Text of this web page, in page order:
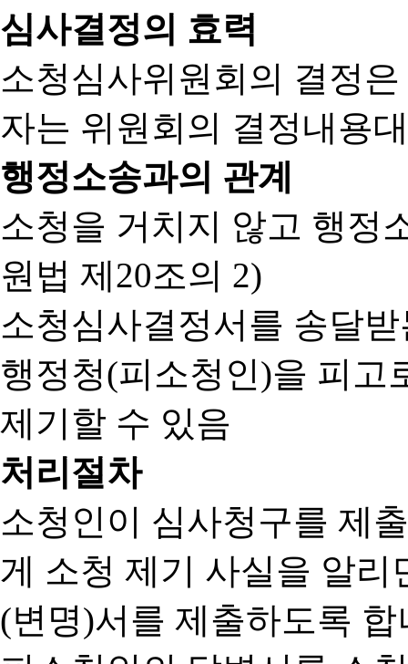
심사결정의 효력
소청심사위원회의 결정
자는 위원회의 결정내용
행정소송과의 관계
소청을 거치지 않고 행정
원법 제20조의 2)
소청심사결정서를 송달
행정청(피소청인)을 피고
제기할 수 있음
처리절차
소청인이 심사청구를 제
게 소청 제기 사실을 알
(변명)서를 제출하도록 합